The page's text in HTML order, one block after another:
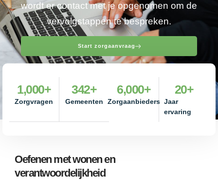
wordt er contact met je opgenomen om de
vervolgstappen te bespreken.
Start zorgaanvraag
Zorgvragen
1,000+
Gemeenten
342+
Zorgaanbieders
6,000+
Jaar
ervaring
20+
Oefenen met wonen en
verantwoordelijkheid